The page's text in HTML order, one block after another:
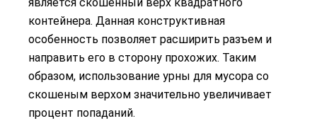
контейнера. Данная конструктивная
особенность позволяет расширить разъем и
направить его в сторону прохожих. Таким
образом, использование урны для мусора со
скошеным верхом значительно увеличивает
процент попаданий.